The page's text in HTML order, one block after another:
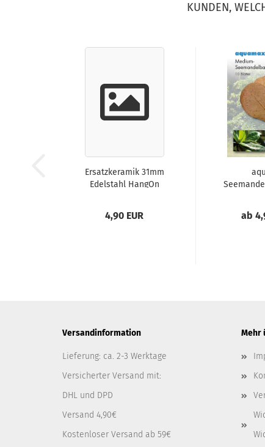
KUNDEN,
Ersatzkeramik 31mm
Edelstahl HangOn
4,90 EUR ab
Versandinformation
Lieferung: ca. 2-3 Werktage
Versicherter Versand mit:
DHL und DPD
Versand 4,90€
Kostenloser Versand ab 59€
Mehr